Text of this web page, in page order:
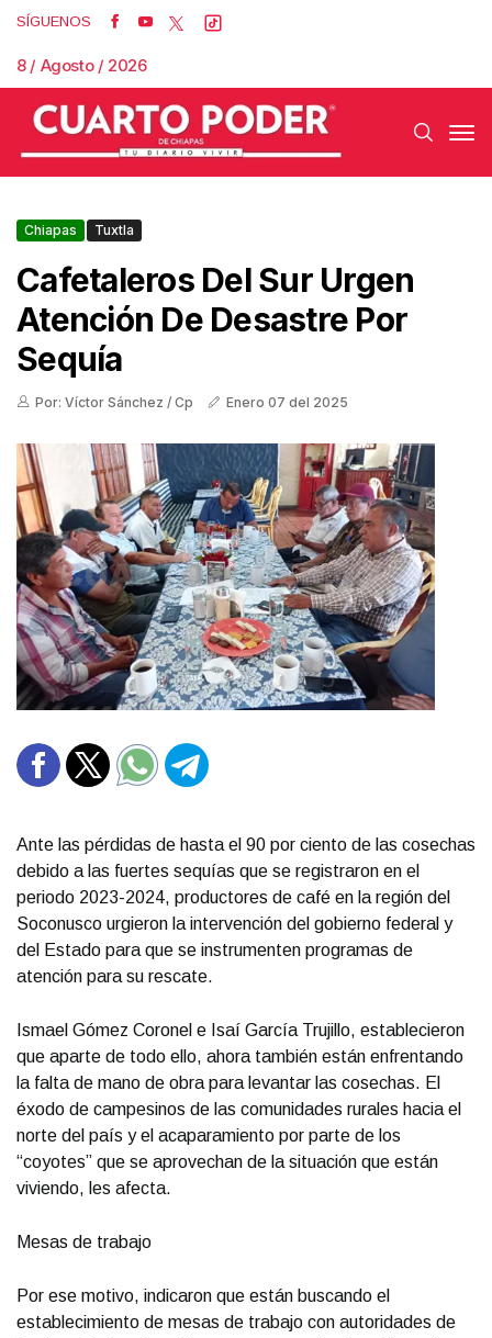
SÍGUENOS
8 / Agosto / 2026
Chiapas Tuxtla
Cafetaleros Del Sur Urgen
Atención De Desastre Por
Sequía
Por: Víctor Sánchez / Cp Enero 07 del 2025
Ante las pérdidas de hasta el 90 por ciento de las cosechas
debido a las fuertes sequías que se registraron en el
periodo 2023-2024, productores de café en la región del
Soconusco urgieron la intervención del gobierno federal y
del Estado para que se instrumenten programas de
atención para su rescate.
Ismael Gómez Coronel e Isaí García Trujillo, establecieron
que aparte de todo ello, ahora también están enfrentando
la falta de mano de obra para levantar las cosechas. El
éxodo de campesinos de las comunidades rurales hacia el
norte del país y el acaparamiento por parte de los
“coyotes” que se aprovechan de la situación que están
viviendo, les afecta.
Mesas de trabajo
Por ese motivo, indicaron que están buscando el
establecimiento de mesas de trabajo con autoridades de